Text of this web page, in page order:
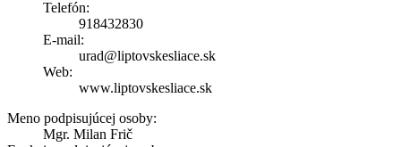
Telefón:
918432830
E-mail:
urad@liptovskesliace.sk
Web:
www.liptovskesliace.sk
Meno podpisujúcej osoby:
Mgr. Milan Frič